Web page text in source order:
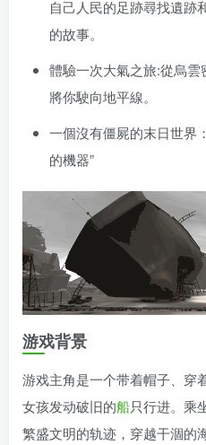
自己人民的足跡尋找遺跡
的故事。
體驗一次大氣之旅:從烏
將你駛向地平線。
一個沒有僵屍的末日世界
的機器”
游戏背景
游戏主角是一个带着帽子、穿
女孩发动破旧的船只行进。乘
繁盛文明的轨迹，穿越干涸的